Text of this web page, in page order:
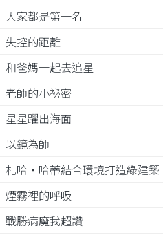
大家都是第一名
失控的距離
和爸媽一起去追星
老師的小祕密
星星躍出海面
以鏡為師
札哈‧哈蒂結合環境打造綠建築
煙霧裡的呼吸
戰勝病魔我超讚